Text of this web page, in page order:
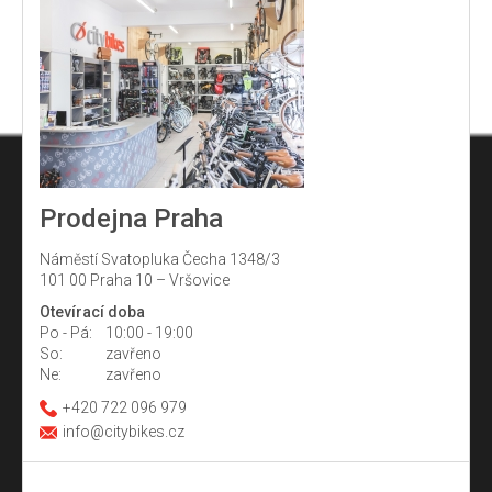
i
s
u
Prodejna Praha
Náměstí Svatopluka Čecha 1348/3
101 00 Praha 10 – Vršovice
Otevírací doba
Po - Pá:
10:00 - 19:00
So:
zavřeno
Ne:
zavřeno
+420 722 096 979
info@citybikes.cz